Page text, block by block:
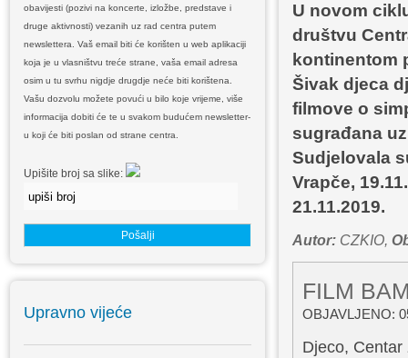
obavijesti (pozivi na koncerte, izložbe, predstave i
druge aktivnosti) vezanih uz rad centra putem
newslettera. Vaš email biti će korišten u web aplikaciji
koja je u vlasništvu treće strane, vaša email adresa
osim u tu svrhu nigdje drugdje neće biti korištena.
Vašu dozvolu možete povući u bilo koje vrijeme, više
informacija dobiti će te u svakom budućem newsletter-
u koji će biti poslan od strane centra.
Upišite broj sa slike:
Upravno vijeće
U novom
društvu
kontinentom
Šivak djeca
filmove o
sugrađana
Sudjelovala
Vrapče,
21.11.2019.
Autor: CZKIO,
FILM
OBJAVLJENO:
Djeco,